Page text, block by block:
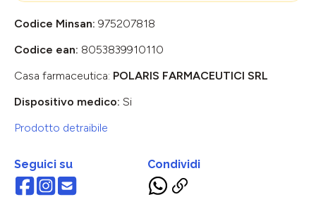
Codice Minsan: 975207818
Codice ean: 8053839910110
Casa farmaceutica: POLARIS FARMACEUTICI SRL
Dispositivo medico: Si
Prodotto detraibile
Seguici su Condividi